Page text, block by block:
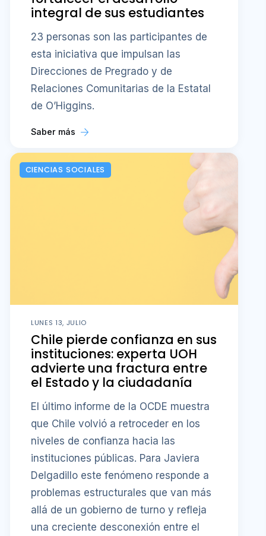
integral de sus estudiantes
23 personas son las participantes de
esta iniciativa que impulsan las
Direcciones de Pregrado y de
Relaciones Comunitarias de la Estatal
de O’Higgins.
Saber más
CIENCIAS SOCIALES
LUNES 13, JULIO
Chile pierde confianza en sus
instituciones: experta UOH
advierte una fractura entre
el Estado y la ciudadanía
El último informe de la OCDE muestra
que Chile volvió a retroceder en los
niveles de confianza hacia las
instituciones públicas. Para Javiera
Delgadillo este fenómeno responde a
problemas estructurales que van más
allá de un gobierno de turno y refleja
una creciente desconexión entre el